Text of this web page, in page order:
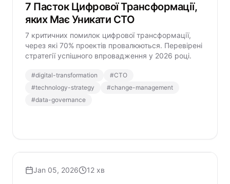
7 Пасток Цифрової Трансформації,
яких Має Уникати CTO
7 критичних помилок цифрової трансформації,
через які 70% проектів провалюються. Перевірені
стратегії успішного впровадження у 2026 році.
#digital-transformation #CTO
#technology-strategy #change-management
#data-governance
Jan 05, 2026 12 хв